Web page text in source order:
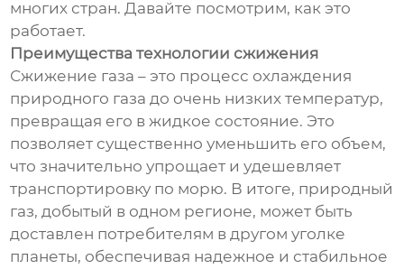
многих стран. Давайте посмотрим, как это
работает.
Преимущества технологии сжижения
Сжижение газа – это процесс охлаждения
природного газа до очень низких температур,
превращая его в жидкое состояние. Это
позволяет существенно уменьшить его объем,
что значительно упрощает и удешевляет
транспортировку по морю. В итоге, природный
газ, добытый в одном регионе, может быть
доставлен потребителям в другом уголке
планеты, обеспечивая надежное и стабильное